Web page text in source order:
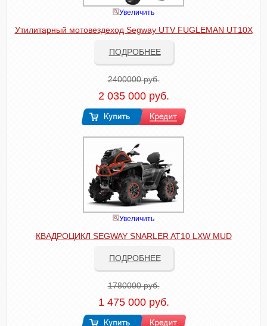
Увеличить
Утилитарный мотовездеход Segway UTV FUGLEMAN UT10X
ПОДРОБНЕЕ
2400000 руб.
2 035 000 руб.
Увеличить
КВАДРОЦИКЛ SEGWAY SNARLER AT10 LXW MUD
ПОДРОБНЕЕ
1780000 руб.
1 475 000 руб.